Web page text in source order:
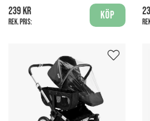
239 kr
Rek. pris:
Köp